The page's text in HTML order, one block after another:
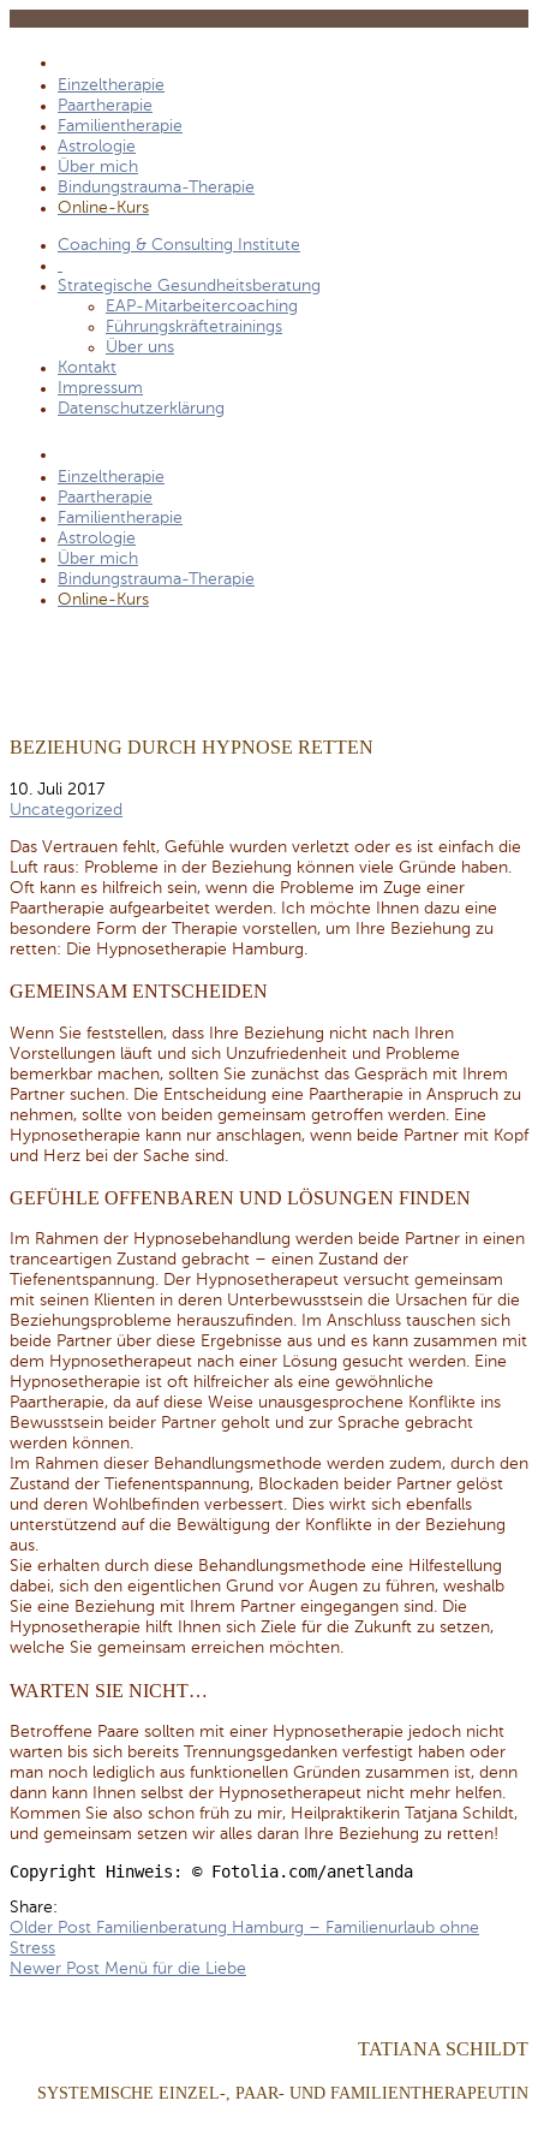
Einzeltherapie
Paartherapie
Familientherapie
Astrologie
Über mich
Bindungstrauma-Therapie
Online-Kurs
Coaching & Consulting Institute
Strategische Gesundheitsberatung
EAP-Mitarbeitercoaching
Führungskräftetrainings
Über uns
Kontakt
Impressum
Datenschutzerklärung
Einzeltherapie
Paartherapie
Familientherapie
Astrologie
Über mich
Bindungstrauma-Therapie
Online-Kurs
BEZIEHUNG DURCH HYPNOSE RETTEN
10. Juli 2017
Uncategorized
Das Vertrauen fehlt, Gefühle wurden verletzt oder es ist einfach die
Luft raus: Probleme in der Beziehung können viele Gründe haben.
Oft kann es hilfreich sein, wenn die Probleme im Zuge einer
Paartherapie aufgearbeitet werden. Ich möchte Ihnen dazu eine
besondere Form der Therapie vorstellen, um Ihre Beziehung zu
retten: Die Hypnosetherapie Hamburg.
GEMEINSAM ENTSCHEIDEN
Wenn Sie feststellen, dass Ihre Beziehung nicht nach Ihren
Vorstellungen läuft und sich Unzufriedenheit und Probleme
bemerkbar machen, sollten Sie zunächst das Gespräch mit Ihrem
Partner suchen. Die Entscheidung eine Paartherapie in Anspruch zu
nehmen, sollte von beiden gemeinsam getroffen werden. Eine
Hypnosetherapie kann nur anschlagen, wenn beide Partner mit Kopf
und Herz bei der Sache sind.
GEFÜHLE OFFENBAREN UND LÖSUNGEN FINDEN
Im Rahmen der Hypnosebehandlung werden beide Partner in einen
tranceartigen Zustand gebracht – einen Zustand der
Tiefenentspannung. Der Hypnosetherapeut versucht gemeinsam
mit seinen Klienten in deren Unterbewusstsein die Ursachen für die
Beziehungsprobleme herauszufinden. Im Anschluss tauschen sich
beide Partner über diese Ergebnisse aus und es kann zusammen mit
dem Hypnosetherapeut nach einer Lösung gesucht werden. Eine
Hypnosetherapie ist oft hilfreicher als eine gewöhnliche
Paartherapie, da auf diese Weise unausgesprochene Konflikte ins
Bewusstsein beider Partner geholt und zur Sprache gebracht
werden können.
Im Rahmen dieser Behandlungsmethode werden zudem, durch den
Zustand der Tiefenentspannung, Blockaden beider Partner gelöst
und deren Wohlbefinden verbessert. Dies wirkt sich ebenfalls
unterstützend auf die Bewältigung der Konflikte in der Beziehung
aus.
Sie erhalten durch diese Behandlungsmethode eine Hilfestellung
dabei, sich den eigentlichen Grund vor Augen zu führen, weshalb
Sie eine Beziehung mit Ihrem Partner eingegangen sind. Die
Hypnosetherapie hilft Ihnen sich Ziele für die Zukunft zu setzen,
welche Sie gemeinsam erreichen möchten.
WARTEN SIE NICHT…
Betroffene Paare sollten mit einer Hypnosetherapie jedoch nicht
warten bis sich bereits Trennungsgedanken verfestigt haben oder
man noch lediglich aus funktionellen Gründen zusammen ist, denn
dann kann Ihnen selbst der Hypnosetherapeut nicht mehr helfen.
Kommen Sie also schon früh zu mir, Heilpraktikerin Tatjana Schildt,
und gemeinsam setzen wir alles daran Ihre Beziehung zu retten!
Copyright Hinweis: © Fotolia.com/anetlanda
Share:
Older Post Familienberatung Hamburg – Familienurlaub ohne
Stress
Newer Post Menü für die Liebe
TATIANA SCHILDT
SYSTEMISCHE EINZEL-, PAAR- UND FAMILIENTHERAPEUTIN